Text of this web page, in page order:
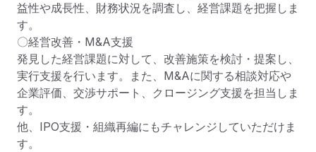
益性や成長性、財務状況を調査し、経営課題を把握しま
す。
〇経営改善・M&A支援
発見した経営課題に対して、改善施策を検討・提案し、
実行支援を行います。また、M&Aに関する相談対応や
企業評価、交渉サポート、クロージング支援を担当しま
す。
他、IPO支援・組織再編にもチャレンジしていただけま
す。